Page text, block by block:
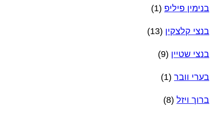
בנימין פיליפ (1)
בנצי קלצקין (13)
בנצי שטיין (9)
בערי וובר (1)
ברוך ויזל (8)